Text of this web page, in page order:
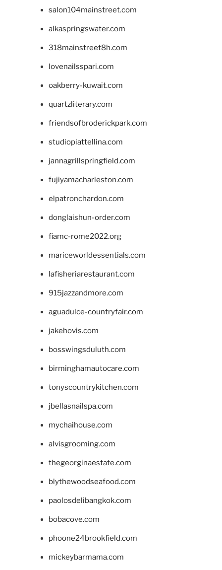
salon104mainstreet.com
alkaspringswater.com
318mainstreet8h.com
lovenailsspari.com
oakberry-kuwait.com
quartzliterary.com
friendsofbroderickpark.com
studiopiattellina.com
jannagrillspringfield.com
fujiyamacharleston.com
elpatronchardon.com
donglaishun-order.com
fiamc-rome2022.org
mariceworldessentials.com
lafisheriarestaurant.com
915jazzandmore.com
aguadulce-countryfair.com
jakehovis.com
bosswingsduluth.com
birminghamautocare.com
tonyscountrykitchen.com
jbellasnailspa.com
mychaihouse.com
alvisgrooming.com
thegeorginaestate.com
blythewoodseafood.com
paolosdelibangkok.com
bobacove.com
phoone24brookfield.com
mickeybarmama.com